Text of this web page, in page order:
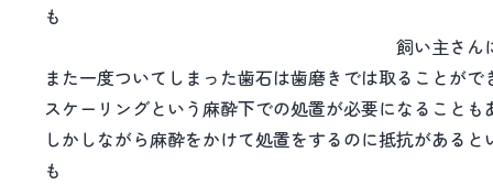
飼い主さんにとってもいい
また一度ついてしまった歯石は歯磨きでは取ることがで
スケーリングという麻酔下での処置が必要になることも
しかしながら麻酔をかけて処置をするのに抵抗があると